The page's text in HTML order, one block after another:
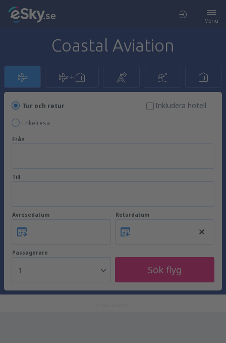
Menu
Coastal Aviation
Tur och retur
Enkelresa
Inkludera hotell
Från
Till
Avresedatum Returdatum
Passagerare
1 Sök flyg